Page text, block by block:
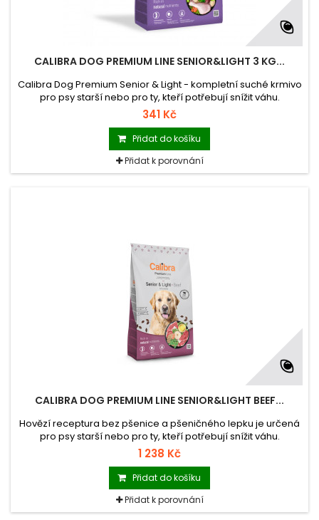
CALIBRA DOG PREMIUM LINE SENIOR&LIGHT 3 KG...
Calibra Dog Premium Senior & Light - kompletní suché krmivo
pro psy starší nebo pro ty, kteří potřebují snížit váhu.
341 Kč
Přidat do košíku
Přidat k porovnání
CALIBRA DOG PREMIUM LINE SENIOR&LIGHT BEEF...
Hovězí receptura bez pšenice a pšeničného lepku je určená
pro psy starší nebo pro ty, kteří potřebují snížit váhu.
Kompletní suché krmivo dodá vše pro jejich dobrou kondici.
Zdraví kloubů navíc podpoří přidaná chondroprotektiva,
imunitní systém díky pozitivnímu vlivu na trávení pomohou
posílit prebiotika a kelpa dobře působí na zdraví chrupu.
1 238 Kč
Přidat do košíku
Přidat k porovnání